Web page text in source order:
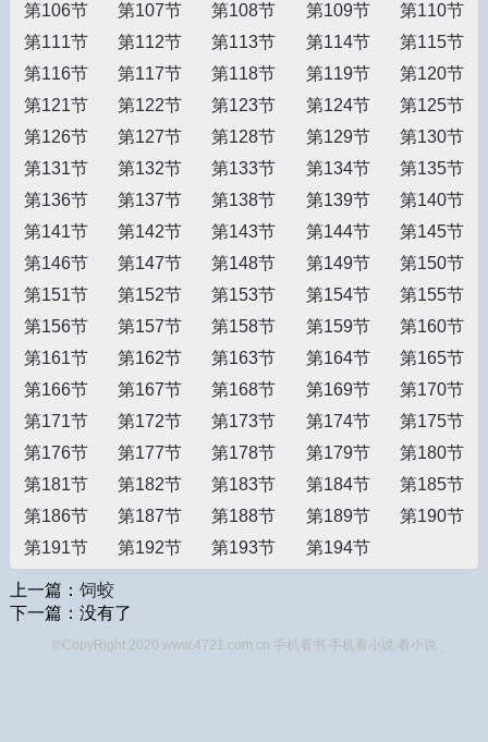
第106节
第107节 第108节 第109节
第110节
第111节
第112节 第113节 第114节
第115节
第116节
第117节 第118节 第119节
第120节
第121节
第122节 第123节 第124节
第125节
第126节
第127节 第128节 第129节
第130节
第131节
第132节 第133节 第134节
第135节
第136节
第137节 第138节 第139节
第140节
第141节
第142节 第143节 第144节
第145节
第146节
第147节 第148节 第149节
第150节
第151节
第152节 第153节 第154节
第155节
第156节
第157节 第158节 第159节
第160节
第161节
第162节 第163节 第164节
第165节
第166节
第167节 第168节 第169节
第170节
第171节
第172节 第173节 第174节
第175节
第176节
第177节 第178节 第179节
第180节
第181节
第182节 第183节 第184节
第185节
第186节
第187节 第188节 第189节
第190节
第191节
第192节 第193节 第194节
上一篇： 饲蛟
下一篇：没有了
©CopyRight 2020 www.4721.com.cn 手机看书 手机看小说 看小说